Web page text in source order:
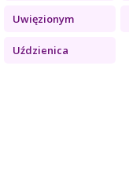
Uwięzionym
Uździenica